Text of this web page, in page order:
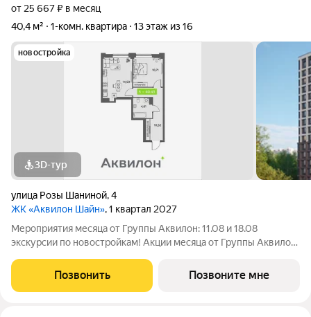
от 25 667 ₽ в месяц
40,4 м²
1-комн. квартира 13 этаж из 16
новостройка
3D-тур
улица Розы Шаниной,4
ЖК «Аквилон Шайн», 1 квартал 2027
Мероприятия месяца от Группы Аквилон: 11.08 и 18.08
экскурсии по новостройкам! Акции месяца от Группы Аквилон:
млн ! Кухня в подарок! Арктическая и Семейная ипотеки!
Рассрочка БЕЗ
Позвонить Позвоните мне